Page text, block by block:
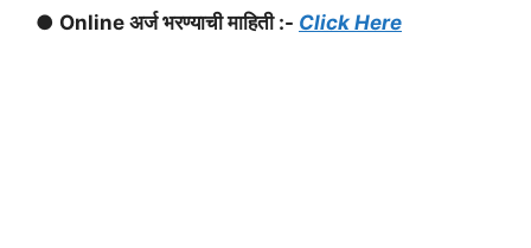
● Online अर्ज भरण्याची माहिती :- Click Here